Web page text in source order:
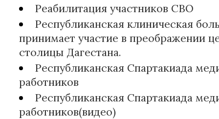
Реабилитация участников СВО
Республиканская клиническая
принимает участие в преображении
столицы Дагестана.
Республиканская Спартакиада
работников
Республиканская Спартакиада
работников(видео)